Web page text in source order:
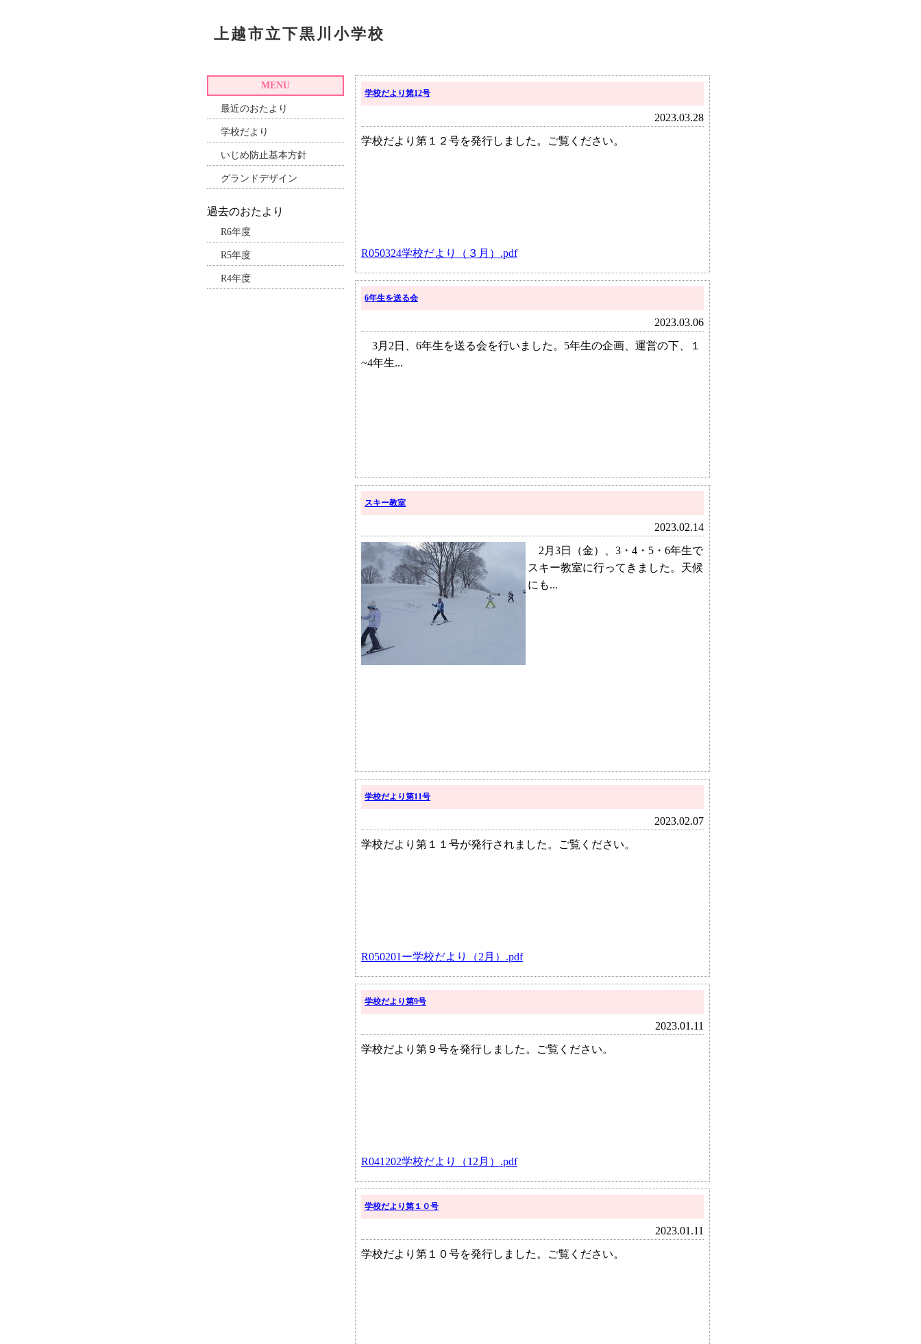
上越市立下黒川小学校
MENU
最近のおたより
学校だより
いじめ防止基本方針
グランドデザイン
過去のおたより
R6年度
R5年度
R4年度
学校だより第12号
2023.03.28
学校だより第１２号を発行しました。ご覧ください。
R050324学校だより（３月）.pdf
6年生を送る会
2023.03.06
3月2日、6年生を送る会を行いました。5年生の企画、運営の下、１
~4年生...
スキー教室
2023.02.14
2月3日（金）、3・4・5・6年生で
スキー教室に行ってきました。天候
にも...
学校だより第11号
2023.02.07
学校だより第１１号が発行されました。ご覧ください。
R050201ー学校だより（2月）.pdf
学校だより第9号
2023.01.11
学校だより第９号を発行しました。ご覧ください。
R041202学校だより（12月）.pdf
学校だより第１０号
2023.01.11
学校だより第１０号を発行しました。ご覧ください。